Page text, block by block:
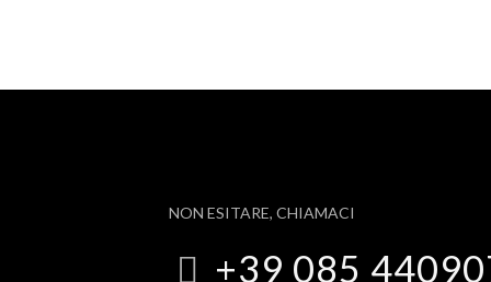
NON ESITARE, CHIAMACI
+39 085